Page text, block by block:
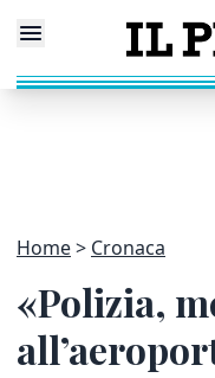
Home Cronaca
«Polizia,